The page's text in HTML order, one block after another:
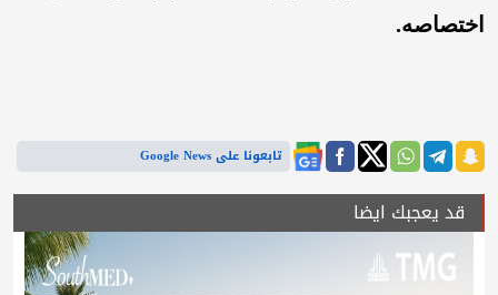
اختصاصه.
تابعونا على Google News
قد يعجبك ايضا